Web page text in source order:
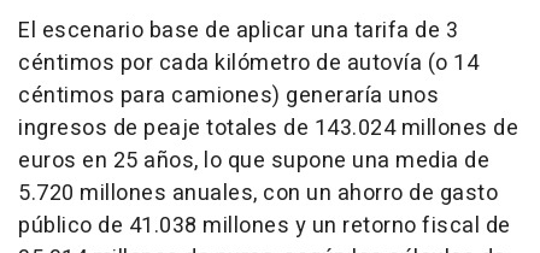
El escenario base de aplicar una tarifa de 3
céntimos por cada kilómetro de autovía (o 14
céntimos para camiones) generaría unos
ingresos de peaje totales de 143.024 millones de
euros en 25 años, lo que supone una media de
5.720 millones anuales, con un ahorro de gasto
público de 41.038 millones y un retorno fiscal de